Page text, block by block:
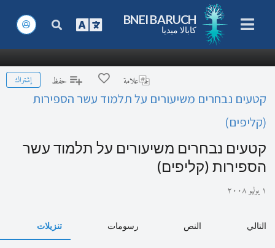
BNEI BARUCH
كابالا ميديا
علامة حفظ إشتراك
קטעים נבחרים משיעורים על תלמוד עשר הספירות
(קליפים)
קטעים נבחרים משיעורים על תלמוד עשר
הספירות (קליפים)
١ يوليو ٢٠٠٨
التالي النص رسومات تنزيلات